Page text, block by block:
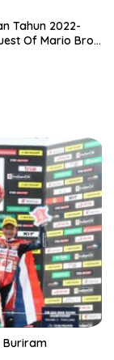
Tahun 2022-
Of Mario Bros
Buriram